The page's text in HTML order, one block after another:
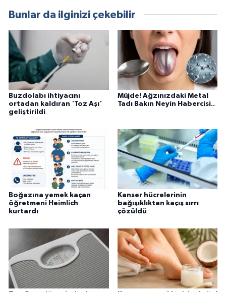
Bunlar da ilginizi çekebilir
Buzdolabı ihtiyacını
ortadan kaldıran 'Toz Aşı'
geliştirildi
Müjde! Ağzınızdaki Metal
Tadı Bakın Neyin Habercisi..
Boğazına yemek kaçan
öğretmeni Heimlich
kurtardı
Kanser hücrelerinin
bağışıklıktan kaçış sırrı
çözüldü